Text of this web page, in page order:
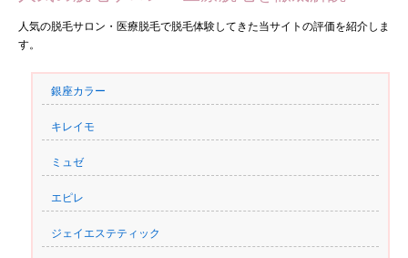
人気の脱毛サロン・医療脱毛で脱毛体験してきた当サイトの評価を紹介しま
す。
銀座カラー
キレイモ
ミュゼ
エピレ
ジェイエステティック